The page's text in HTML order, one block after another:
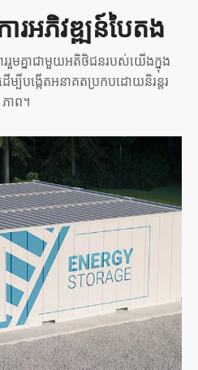
រអភិវឌ្ឍន៍បៃតង
ររួមគ្នាជាមួយអតិថិជនរបស់យើងក្នុង
ម្បីបង្កើតអនាគតប្រកបដោយនិរន្តរ
ភាព។